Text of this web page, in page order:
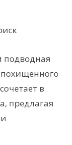
подводная
похищенного
в
предлагая